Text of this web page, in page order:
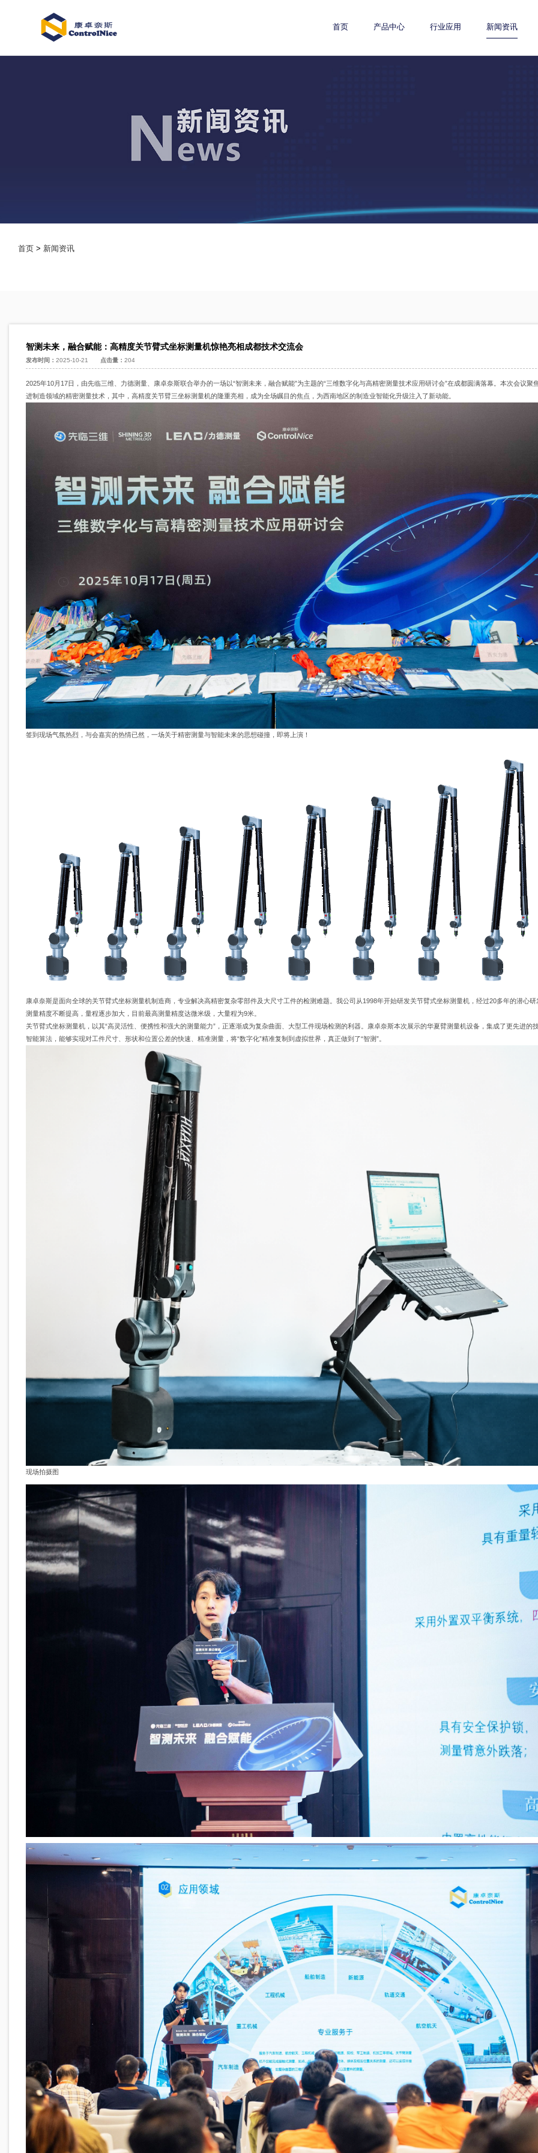
首页 产品中心 行业应用 新闻资讯
首页 > 新闻资讯
智测未来，融合赋能：高精度关节臂式坐标测量机惊艳亮相成都技术交流会
发布时间： 2025-10-21 点击量： 204
2025年10月17日，由先临三维、力德测量、康卓奈斯联合举办的一场以“智测未来，融合赋能”为主题的“三维数字化与高精密测量技术应用研讨会”在成都圆满落幕。本次会议聚
进制造领域的精密测量技术，其中，高精度关节臂三坐标测量机的隆重亮相，成为全场瞩目的焦点，为西南地区的制造业智能化升级注入了新动能。
签到现场气氛热烈，与会嘉宾的热情已然，一场关于精密测量与智能未来的思想碰撞，即将上演！
康卓奈斯是面向全球的关节臂式坐标测量机制造商，专业解决高精密复杂零部件及大尺寸工件的检测难题。我公司从1998年开始研发关节臂式坐标测量机，经过20多年的潜心研
测量精度不断提高，量程逐步加大，目前最高测量精度达微米级，大量程为9米。
关节臂式坐标测量机，以其“高灵活性、便携性和强大的测量能力”，正逐渐成为复杂曲面、大型工件现场检测的利器。康卓奈斯本次展示的华夏臂测量机设备，集成了更先进的
智能算法，能够实现对工件尺寸、形状和位置公差的快速、精准测量，将“数字化”精准复制到虚拟世界，真正做到了“智测”。
现场拍摄图